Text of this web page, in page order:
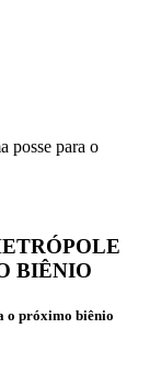
posse para o
BIÊNIO
o próximo biênio